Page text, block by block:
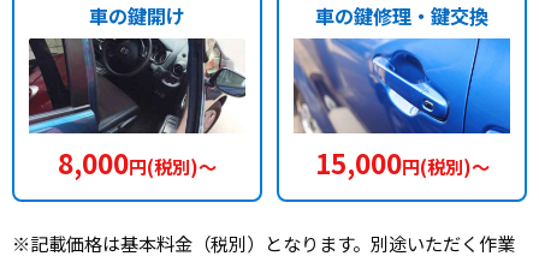
車の鍵開け
8,000円(税別)〜
車の鍵修理・鍵交換
15,000円(税別)〜
※記載価格は基本料金（税別）となります。別途いただく作業